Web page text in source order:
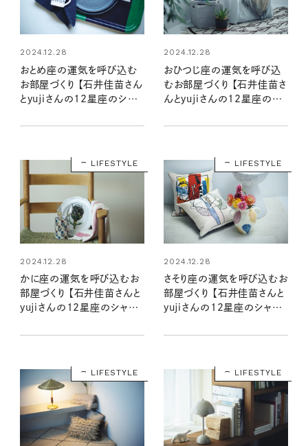
2024.12.28
おとめ座の運気を呼び込む
お部屋づくり 【石井佳苗さん
とyujiさんの12星座のシャド
2024.12.28
おひつじ座の運気を呼び込
むお部屋づくり 【石井佳苗さ
んとyujiさんの12星座のシ
ア】
LIFESTYLE
2024.12.28
かに座の運気を呼び込むお
部屋づくり 【石井佳苗さんと
yujiさんの12星座のシャド
LIFESTYLE
2024.12.28
さそり座の運気を呼び込むお
部屋づくり 【石井佳苗さんと
yujiさんの12星座のシャド
LIFESTYLE LIFESTYLE